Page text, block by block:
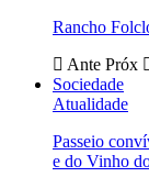
Rancho
Ante Próx
Sociedade
Atualidade
Passeio
e do Vinho